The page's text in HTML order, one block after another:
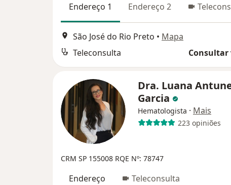
Endereço 1 Endereço 2
São José do Rio Preto • Mapa
Teleconsulta
Consultar
Dra. Luana
Garcia
Hematologista · Mais
223 opiniões
CRM SP 155008 RQE Nº: 78747
Endereço Teleconsulta